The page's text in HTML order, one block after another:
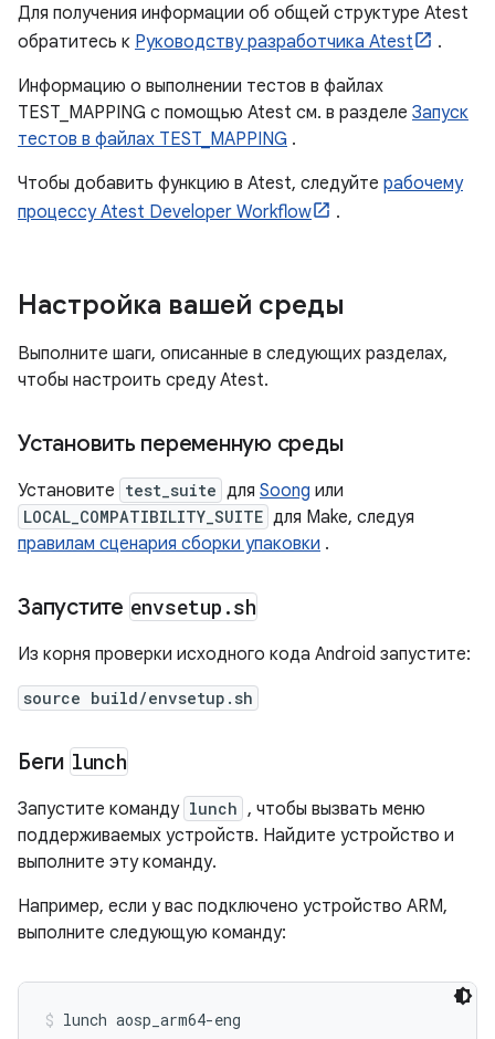
Для получения информации об общей структуре Atest
обратитесь к Руководству разработчика Atest
.
Информацию о выполнении тестов в файлах
TEST_MAPPING с помощью Atest см. в разделе Запуск
тестов в файлах TEST_MAPPING .
Чтобы добавить функцию в Atest, следуйте рабочему
процессу Atest Developer Workflow
.
Настройка вашей среды
Выполните шаги, описанные в следующих разделах,
чтобы настроить среду Atest.
Установить переменную среды
Установите test_suite для Soong или
LOCAL_COMPATIBILITY_SUITE для Make, следуя
правилам сценария сборки упаковки .
Запустите envsetup .sh
Из корня проверки исходного кода Android запустите:
source build/envsetup.sh
Беги lunch
Запустите команду lunch , чтобы вызвать меню
поддерживаемых устройств. Найдите устройство и
выполните эту команду.
Например, если у вас подключено устройство ARM,
выполните следующую команду:
lunch aosp_arm64-eng